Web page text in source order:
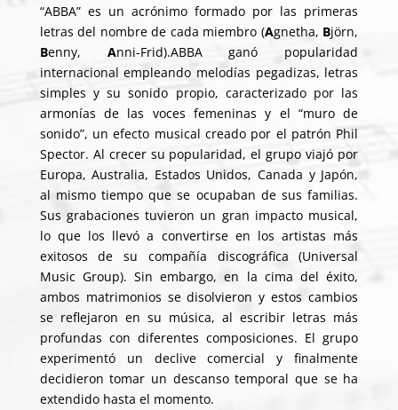
“ABBA” es un acrónimo formado por las primeras
letras del nombre de cada miembro (Agnetha, Björn,
Benny, Anni-Frid).ABBA ganó popularidad
internacional empleando melodías pegadizas, letras
simples y su sonido propio, caracterizado por las
armonías de las voces femeninas y el “muro de
sonido”, un efecto musical creado por el patrón Phil
Spector. Al crecer su popularidad, el grupo viajó por
Europa, Australia, Estados Unidos, Canada y Japón,
al mismo tiempo que se ocupaban de sus familias.
Sus grabaciones tuvieron un gran impacto musical,
lo que los llevó a convertirse en los artistas más
exitosos de su compañía discográfica (Universal
Music Group). Sin embargo, en la cima del éxito,
ambos matrimonios se disolvieron y estos cambios
se reflejaron en su música, al escribir letras más
profundas con diferentes composiciones. El grupo
experimentó un declive comercial y finalmente
decidieron tomar un descanso temporal que se ha
extendido hasta el momento.